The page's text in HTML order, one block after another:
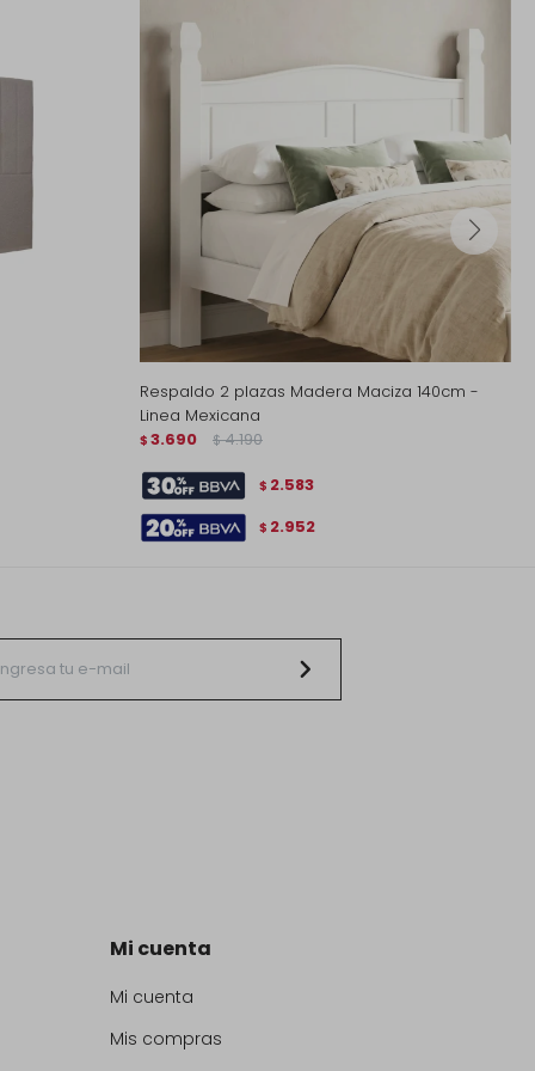
Respaldo 2 plazas Madera Maciza 140cm -
Linea Mexicana
$ 3.690 $ 4.190
$ 2.583
$ 2.952
Mi cuenta
Mi cuenta
Mis compras